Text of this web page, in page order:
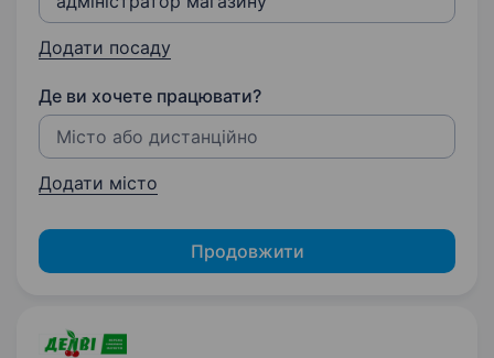
Додати посаду
Де ви хочете працювати?
Додати місто
Продовжити